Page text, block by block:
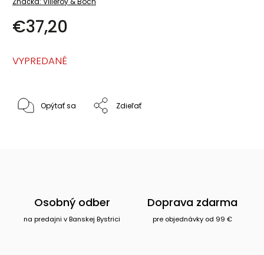
€37,20
VYPREDANÉ
Opýtať sa Zdieľať
Osobný odber
na predajni v Banskej Bystrici
Doprava zdarma
pre objednávky od 99 €